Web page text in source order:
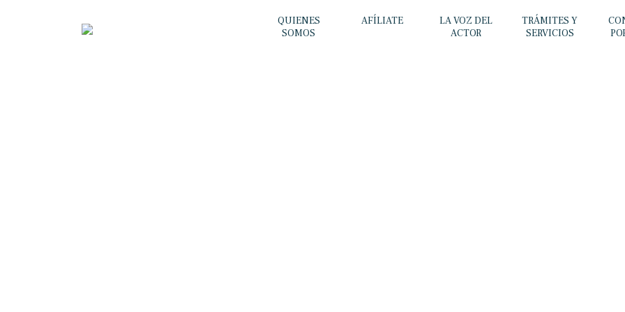
QUIENES
SOMOS
AFÍLIATE
LA VOZ DEL
ACTOR
TRÁMITES Y
SERVICIOS